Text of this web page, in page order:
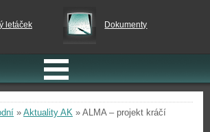
letáček Dokumenty
» Aktuality AK » ALMA – projekt kráčí